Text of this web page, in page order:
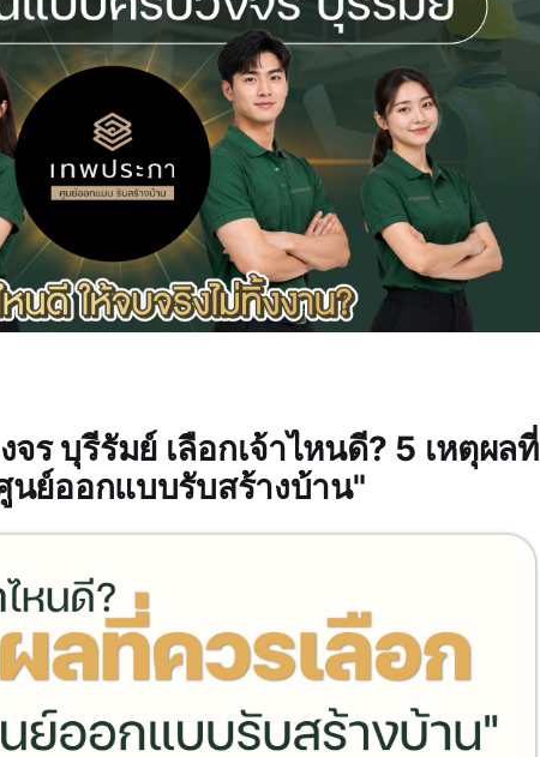
ร บุรีรัมย์ เลือกเจ้าไหนดี? 5 เหตุผลที่
นย์ออกแบบรับสร้างบ้าน"